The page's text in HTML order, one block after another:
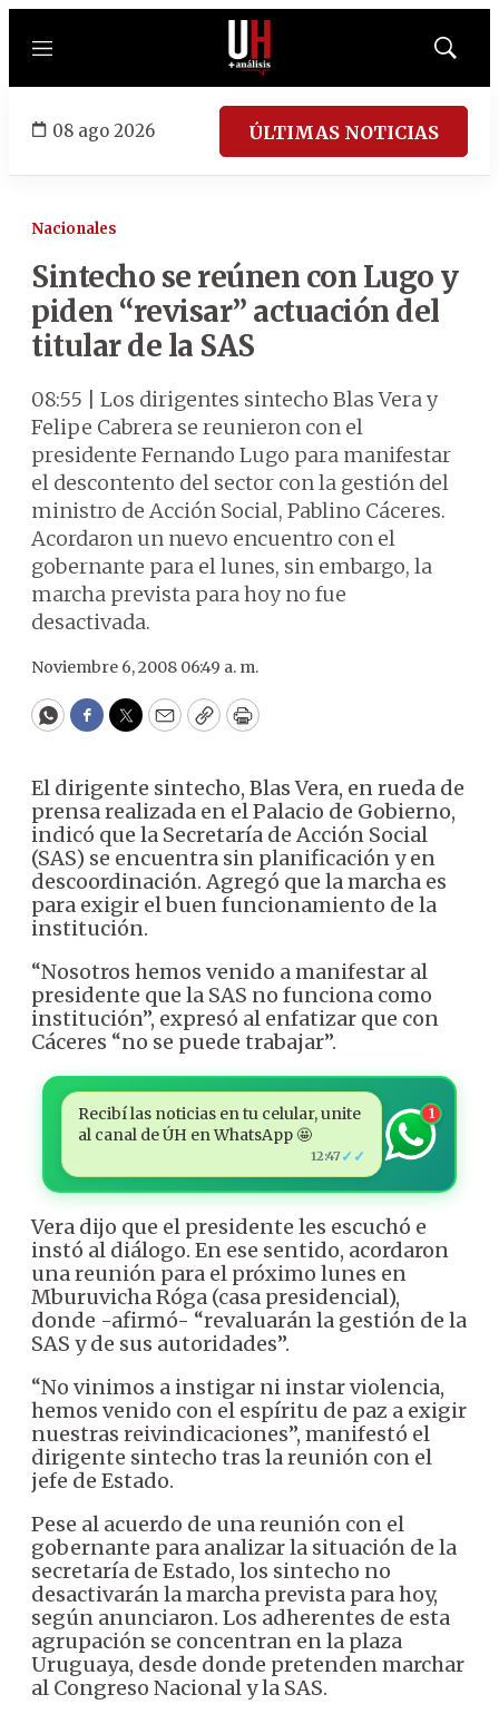
Menú
Mostrar
08 ago 2026 ÚLTIMAS NOTICIAS
Nacionales
Sintecho se reúnen con Lugo y
piden “revisar” actuación del
titular de la SAS
08:55 | Los dirigentes sintecho Blas Vera y
Felipe Cabrera se reunieron con el
presidente Fernando Lugo para manifestar
el descontento del sector con la gestión del
ministro de Acción Social, Pablino Cáceres.
Acordaron un nuevo encuentro con el
gobernante para el lunes, sin embargo, la
marcha prevista para hoy no fue
desactivada.
Noviembre 6, 2008 06:49 a. m.
WhatsApp
Facebook
Twitter
EmailCopyPrint
El dirigente sintecho, Blas Vera, en rueda de
prensa realizada en el Palacio de Gobierno,
indicó que la Secretaría de Acción Social
(SAS) se encuentra sin planificación y en
descoordinación. Agregó que la marcha es
para exigir el buen funcionamiento de la
institución.
“Nosotros hemos venido a manifestar al
presidente que la SAS no funciona como
institución”, expresó al enfatizar que con
Cáceres “no se puede trabajar”.
Recibí las noticias en tu celular, unite
al canal de ÚH en WhatsApp 🤩
12:47 ✓✓
1
Vera dijo que el presidente les escuchó e
instó al diálogo. En ese sentido, acordaron
una reunión para el próximo lunes en
Mburuvicha Róga (casa presidencial),
donde -afirmó- “revaluarán la gestión de la
SAS y de sus autoridades”.
“No vinimos a instigar ni instar violencia,
hemos venido con el espíritu de paz a exigir
nuestras reivindicaciones”, manifestó el
dirigente sintecho tras la reunión con el
jefe de Estado.
Pese al acuerdo de una reunión con el
gobernante para analizar la situación de la
secretaría de Estado, los sintecho no
desactivarán la marcha prevista para hoy,
según anunciaron. Los adherentes de esta
agrupación se concentran en la plaza
Uruguaya, desde donde pretenden marchar
al Congreso Nacional y la SAS.